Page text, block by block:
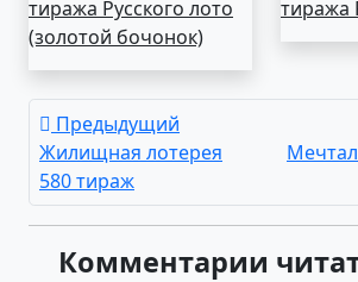
тиража Русского лото
(золотой бочонок)
тиража
Предыдущий
Жилищная лотерея
580 тираж
Комментарии